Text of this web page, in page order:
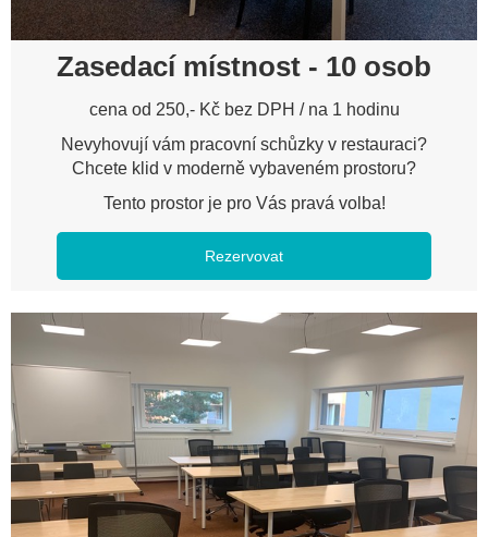
Zasedací místnost - 10 osob
cena od 250,- Kč bez DPH / na 1 hodinu
Nevyhovují vám pracovní schůzky v restauraci?
Chcete klid v moderně vybaveném prostoru?
Tento prostor je pro Vás pravá volba!
Rezervovat